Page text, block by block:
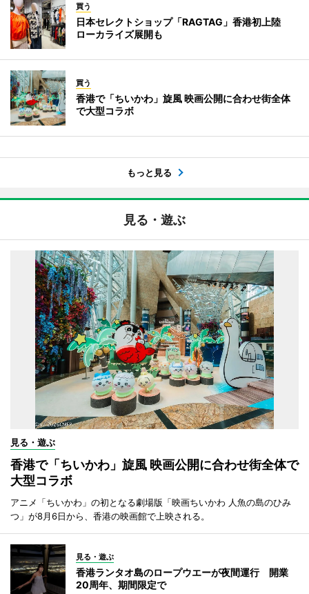
買う
日本セレクトショップ「RAGTAG」香港初上陸
ローカライズ展開も
買う
香港で「ちいかわ」旋風 映画公開に合わせ街全体
で大型コラボ
もっと見る
見る・遊ぶ
見る・遊ぶ
香港で「ちいかわ」旋風 映画公開に合わせ街全体で
大型コラボ
アニメ「ちいかわ」の初となる劇場版「映画ちいかわ 人魚の島のひみ
つ」が8月6日から、香港の映画館で上映される。
見る・遊ぶ
香港ランタオ島のロープウエーが夜間運行 開業
20周年、期間限定で